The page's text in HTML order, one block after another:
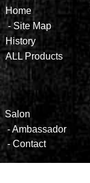
Home
- Site Map
History
ALL Products
Salon
-Ambassador
- Contact